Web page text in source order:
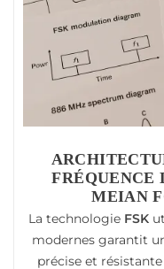
FRÉQUENCE
MEIAN
La technologie FSK
modernes garantit
précise et